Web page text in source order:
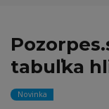
tabuľka
Novinka